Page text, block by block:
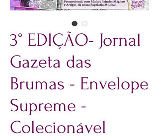
3° EDIÇÃO- Jornal
Gazeta das
Brumas - Envelope
Supreme -
Colecionável